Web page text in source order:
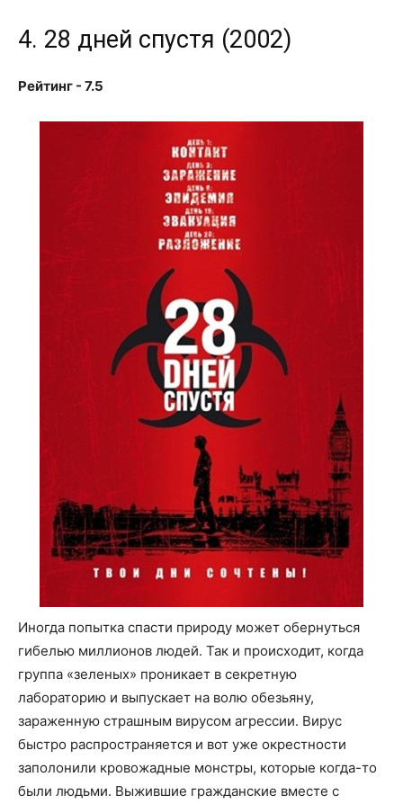
4. 28 дней спустя (2002)
Рейтинг - 7.5
Иногда попытка спасти природу может обернуться
гибелью миллионов людей. Так и происходит, когда
группа «зеленых» проникает в секретную
лабораторию и выпускает на волю обезьяну,
зараженную страшным вирусом агрессии. Вирус
быстро распространяется и вот уже окрестности
заполонили кровожадные монстры, которые когда-то
были людьми. Выжившие гражданские вместе с